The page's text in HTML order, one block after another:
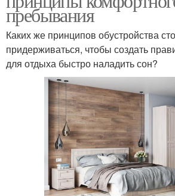
пребывания
Каких же принципов обустройства
придерживаться, чтобы создать
для отдыха быстро наладить сон?